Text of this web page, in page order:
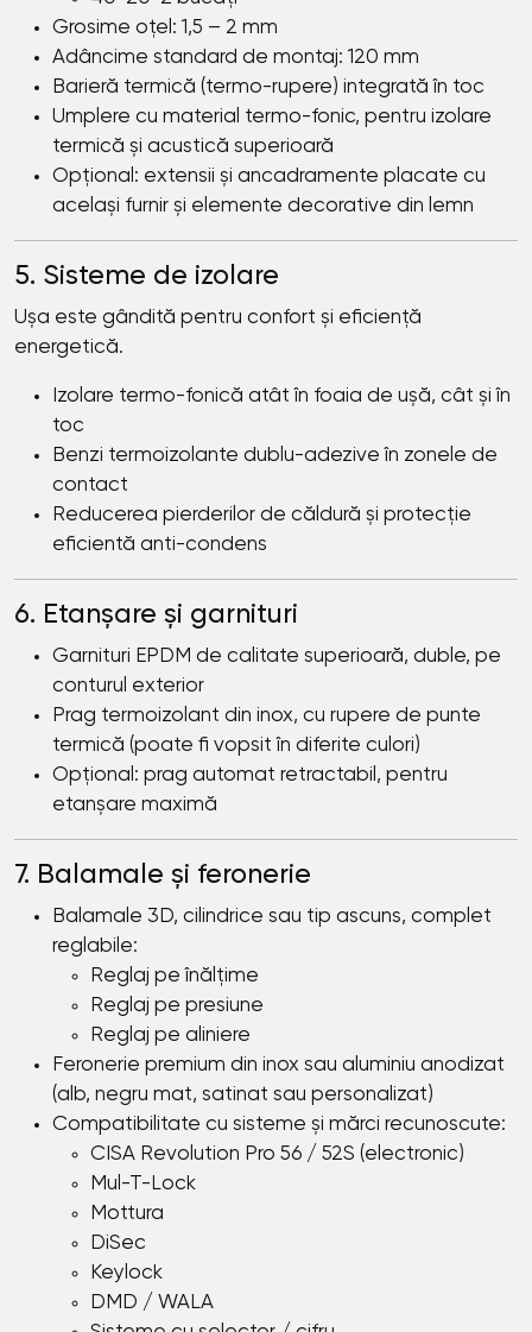
Grosime oțel: 1,5 – 2 mm
Adâncime standard de montaj: 120 mm
Barieră termică (termo-rupere) integrată în toc
Umplere cu material termo-fonic, pentru izolare
termică și acustică superioară
Opțional: extensii și ancadramente placate cu
același furnir și elemente decorative din lemn
5. Sisteme de izolare
Ușa este gândită pentru confort și eficiență
energetică.
Izolare termo-fonică atât în foaia de ușă, cât și în
toc
Benzi termoizolante dublu-adezive în zonele de
contact
Reducerea pierderilor de căldură și protecție
eficientă anti-condens
6. Etanșare și garnituri
Garnituri EPDM de calitate superioară, duble, pe
conturul exterior
Prag termoizolant din inox, cu rupere de punte
termică (poate fi vopsit în diferite culori)
Opțional: prag automat retractabil, pentru
etanșare maximă
7. Balamale și feronerie
Balamale 3D, cilindrice sau tip ascuns, complet
reglabile:
Reglaj pe înălțime
Reglaj pe presiune
Reglaj pe aliniere
Feronerie premium din inox sau aluminiu anodizat
(alb, negru mat, satinat sau personalizat)
Compatibilitate cu sisteme și mărci recunoscute:
CISA Revolution Pro 56 / 52S (electronic)
Mul-T-Lock
Mottura
DiSec
Keylock
DMD / WALA